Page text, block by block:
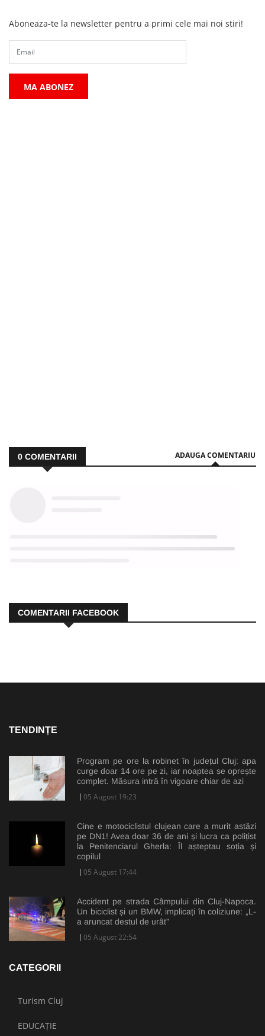
Aboneaza-te la newsletter pentru a primi cele mai noi stiri!
MA ABONEZ
0 COMENTARII ADAUGA COMENTARIU
COMENTARII FACEBOOK
TENDINȚE
Program pe ore la robinet în județul Cluj: apa
curge doar 14 ore pe zi, iar noaptea se oprește
complet. Măsura intră în vigoare chiar de azi
05 August 19:23
Cine e motociclistul clujean care a murit astăzi
pe DN1! Avea doar 36 de ani și lucra ca polițist
la Penitenciarul Gherla: Îl așteptau soția și
copilul
05 August 17:44
Accident pe strada Câmpului din Cluj-Napoca.
Un biciclist și un BMW, implicați în coliziune: „L-
a aruncat destul de urât”
05 August 22:54
CATEGORII
Turism Cluj
EDUCAȚIE